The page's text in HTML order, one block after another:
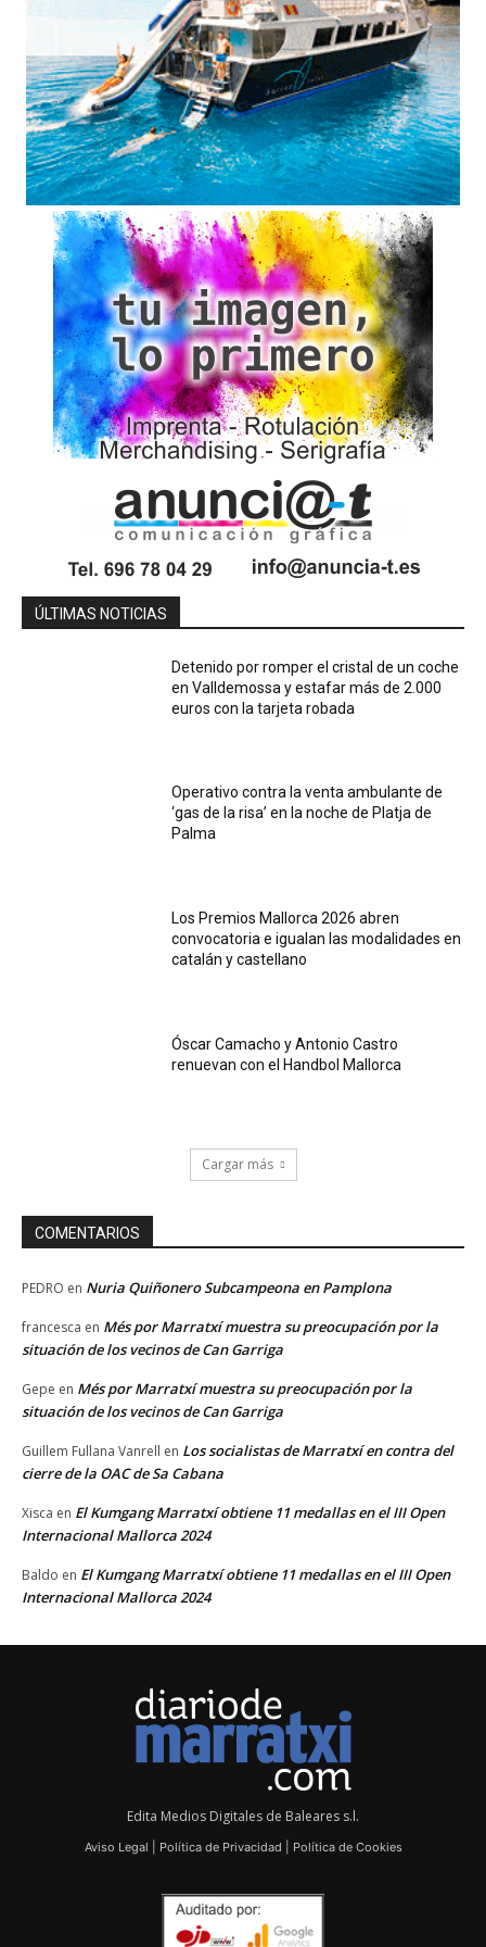
ÚLTIMAS NOTICIAS
Detenido por romper el cristal de un coche
en Valldemossa y estafar más de 2.000
euros con la tarjeta robada
Operativo contra la venta ambulante de
‘gas de la risa’ en la noche de Platja de
Palma
Los Premios Mallorca 2026 abren
convocatoria e igualan las modalidades en
catalán y castellano
Óscar Camacho y Antonio Castro
renuevan con el Handbol Mallorca
Cargar más
COMENTARIOS
PEDRO en Nuria Quiñonero Subcampeona en Pamplona
francesca en Més por Marratxí muestra su preocupación por la
situación de los vecinos de Can Garriga
Gepe en Més por Marratxí muestra su preocupación por la
situación de los vecinos de Can Garriga
Guillem Fullana Vanrell en Los socialistas de Marratxí en contra del
cierre de la OAC de Sa Cabana
Xisca en El Kumgang Marratxí obtiene 11 medallas en el III Open
Internacional Mallorca 2024
Baldo en El Kumgang Marratxí obtiene 11 medallas en el III Open
Internacional Mallorca 2024
Edita Medios Digitales de Baleares s.l.
Aviso Legal Política de Privacidad Política de Cookies